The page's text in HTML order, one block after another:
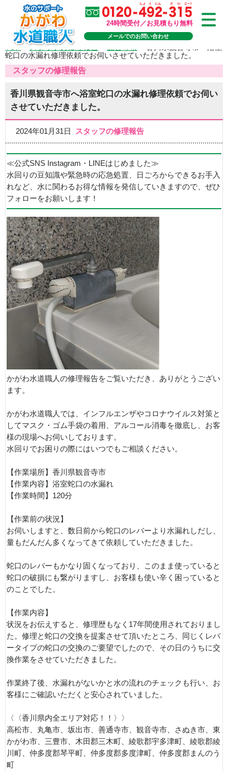
24時間受付／お見積もり無料
メールでのお問い合わせ
TOP>スタッフの修理報告
蛇口の水漏れ修理依頼でお伺いさせていただきました。
スタッフの修理報告
香川県観音寺市へ浴室蛇口の水漏れ修理依頼でお伺い
させていただきました。
2024年01月31日 スタッフの修理報告
≪公式SNS Instagram・LINEはじめました≫
水回りの豆知識や緊急時の応急処置、日ごろからできるお手入
れなど、水に関わるお得な情報を発信していきますので、ぜひ
フォローをお願いします！
かがわ水道職人の修理報告をご覧いただき、ありがとうござい
ます。
かがわ水道職人では、インフルエンザやコロナウイルス対策と
してマスク・ゴム手袋の着用、アルコール消毒を徹底し、お客
様の現場へお伺いしております。
水回りでお困りの際にはいつでもご相談ください。
【作業場所】香川県観音寺市
【作業内容】浴室蛇口の水漏れ
【作業時間】120分
【作業前の状況】
お伺いしますと、数日前から蛇口のレバーより水漏れしだし、
量もだんだん多くなってきて依頼していただきました。
蛇口のレバーもかなり固くなっており、このまま使っていると
蛇口の破損にも繋がりますし、お客様も使い辛く困っていると
のことでした。
【作業内容】
状況をお伝えすると、修理歴もなく17年間使用されておりまし
た。修理と蛇口の交換を提案させて頂いたところ、同じくレバ
ータイプの蛇口の交換のご要望でしたので、その日のうちに交
換作業をさせていただきました。
作業終了後、水漏れがないかと水の流れのチェックも行い、お
客様にご確認いただくと安心されていました。
〈〈香川県内全エリア対応！！〉〉
高松市、丸亀市、坂出市、善通寺市、観音寺市、さぬき市、東
かがわ市、三豊市、木田郡三木町、綾歌郡宇多津町、綾歌郡綾
川町、仲多度郡琴平町、仲多度郡多度津町、仲多度郡まんのう
町